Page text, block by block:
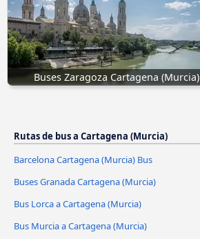
Buses Zaragoza Cartagena (Murcia)
Rutas de bus a Cartagena (Murcia)
Barcelona Cartagena (Murcia) Bus
Buses Granada Cartagena (Murcia)
Bus Lorca a Cartagena (Murcia)
Bus Murcia a Cartagena (Murcia)